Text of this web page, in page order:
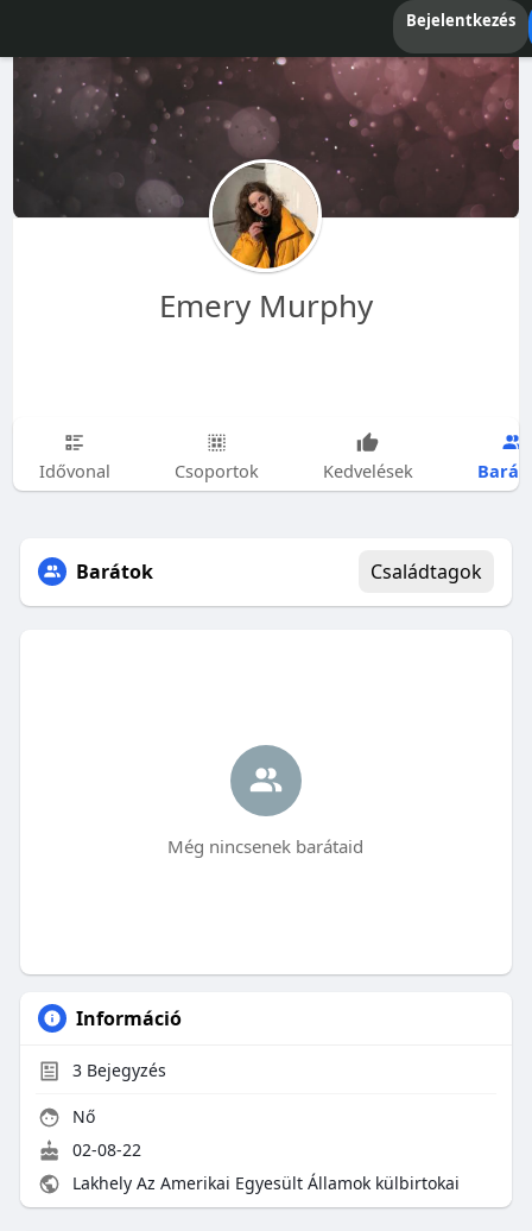
Bejelentkezés
Emery Murphy
Idővonal Csoportok Kedvelések
Barátok Családtagok
Még nincsenek barátaid
Információ
3Bejegyzés
Nő
02-08-22
Lakhely Az Amerikai Egyesült Államok külbirtokai